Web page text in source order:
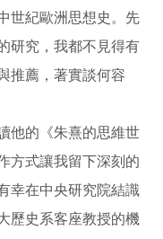
世紀歐洲思想史。先
研究，我都不見得有
推薦，著實談何容
他的《朱熹的思維世
方式讓我留下深刻的
幸在中央研究院結識
歷史系客座教授的機